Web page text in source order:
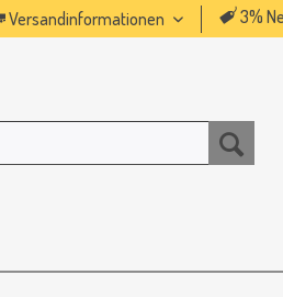
Versandinformationen 3%